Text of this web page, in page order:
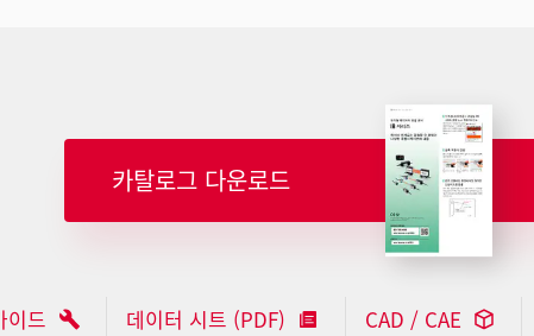
카탈로그 다운로드
이드 데이터 시트 (PDF) CAD / CAE